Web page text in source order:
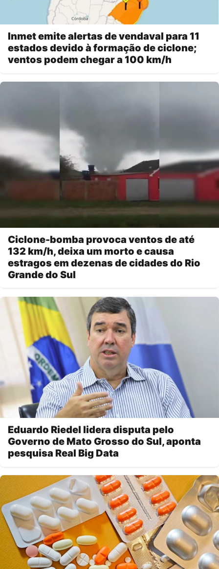
Inmet emite alertas de vendaval para 11
estados devido à formação de ciclone;
ventos podem chegar a 100 km/h
Ciclone-bomba provoca ventos de até
132 km/h, deixa um morto e causa
estragos em dezenas de cidades do Rio
Grande do Sul
Eduardo Riedel lidera disputa pelo
Governo de Mato Grosso do Sul, aponta
pesquisa Real Big Data